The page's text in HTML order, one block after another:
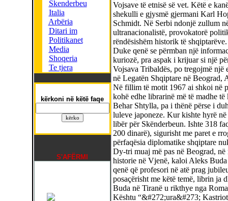
Skenderbeu
Italia
Arbëria
Ditari im
Politikanet
Media
Shoqeria
Te tjera
kërkoni në këtë faqe
S'AFËRMI
Vojsave të etnisë së vet. Këtë e
shekulli e gjysmë gjermani Karl
Schmidt. Në Serbi ndonjë zullum
ultranacionalistë, provokatorë
rëndësishëm historik të shqiptarëve.
Duke qenë se përmban një
kuriozë, pra aspak i krijuar si një
Vojsava Tribaldës, po tregojmë një
në Legatën Shqiptare në Beograd,
Në fillim të motit 1967 ai shkoi në
kohë edhe librarinë më të madhe
Behar Shtylla, pa i thënë përse i
luleve japoneze. Kur kishte hyrë
libër për Skënderbeun. Ishte 318
200 dinarë), sigurisht me paret e
përfaqësia diplomatike shqiptare
Dy-tri muaj më pas në Beograd,
historie në Vjenë, kaloi Aleks
qenë që profesori në atë prag
posaçërisht me këtë temë, librin ja
Buda në Tiranë u rikthye nga
Kështu “&#272;ura&#273;